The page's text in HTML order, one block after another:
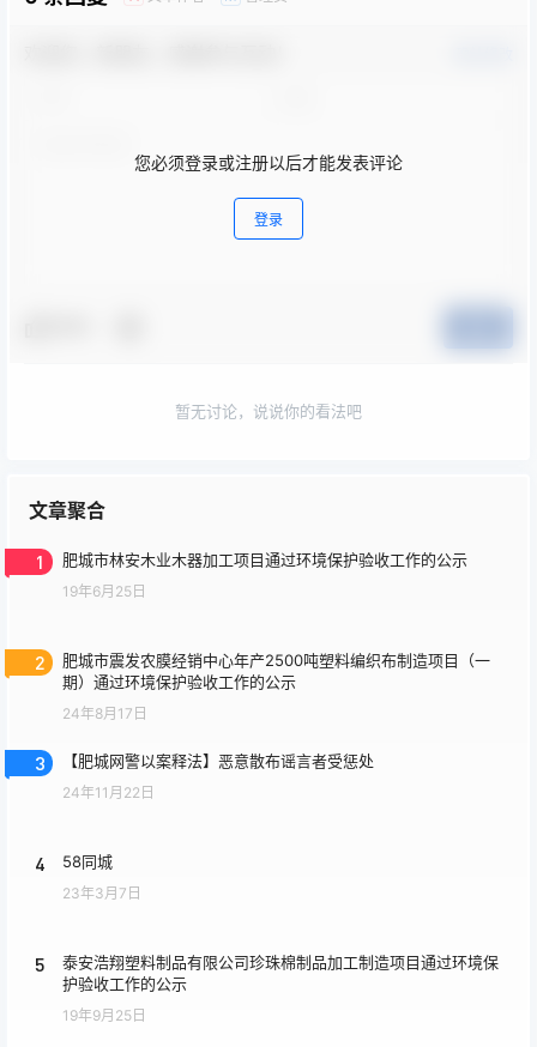
进“互联…
您必须登录或注册以后才能发表评论
登录
暂无讨论，说说你的看法吧
文章聚合
1 肥城市林安木业木器加工项目通过环境保护验收工作的公示
19年6月25日
2
肥城市震发农膜经销中心年产2500吨塑料编织布制造项目（一
期）通过环境保护验收工作的公示
24年8月17日
3 【肥城网警以案释法】恶意散布谣言者受惩处
24年11月22日
4 58同城
23年3月7日
5
泰安浩翔塑料制品有限公司珍珠棉制品加工制造项目通过环境保
护验收工作的公示
19年9月25日